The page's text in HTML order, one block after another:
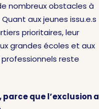
nombreux obstacles à
Quant aux jeunes issu.e.s
prioritaires, leur
grandes écoles et aux
reste
parce que l’exclusion a